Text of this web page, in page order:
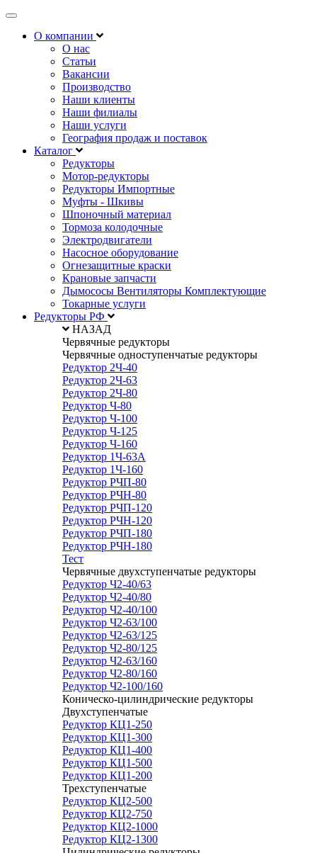
Открыть
навигациюО компании
О нас
Статьи
Вакансии
Производство
Наши клиенты
Наши филиалы
Наши услуги
География продаж и поставок
Каталог
Редукторы
Мотор-редукторы
Редукторы Импортные
Муфты - Шкивы
Шпоночный материал
Тормоза колодочные
Электродвигатели
Насосное оборудование
Огнезащитные краски
Крановые запчасти
Дымососы Вентиляторы Комплектующие
Токарные услуги
Редукторы РФ
НАЗАД
Червячные редукторы
Червячные одноступенчатые редукторы
Редуктор 2Ч-40
Редуктор 2Ч-63
Редуктор 2Ч-80
Редуктор Ч-80
Редуктор Ч-100
Редуктор Ч-125
Редуктор Ч-160
Редуктор 1Ч-63А
Редуктор 1Ч-160
Редуктор РЧП-80
Редуктор РЧН-80
Редуктор РЧП-120
Редуктор РЧН-120
Редуктор РЧП-180
Редуктор РЧН-180
Тест
Червячные двухступенчатые редукторы
Редуктор Ч2-40/63
Редуктор Ч2-40/80
Редуктор Ч2-40/100
Редуктор Ч2-63/100
Редуктор Ч2-63/125
Редуктор Ч2-80/125
Редуктор Ч2-63/160
Редуктор Ч2-80/160
Редуктор Ч2-100/160
Коническо-цилиндрические редукторы
Двухступенчатые
Редуктор КЦ1-250
Редуктор КЦ1-300
Редуктор КЦ1-400
Редуктор КЦ1-500
Редуктор КЦ1-200
Трехступенчатые
Редуктор КЦ2-500
Редуктор КЦ2-750
Редуктор КЦ2-1000
Редуктор КЦ2-1300